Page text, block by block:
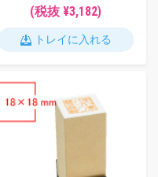
(税抜 ¥3,182)
トレイに入れる